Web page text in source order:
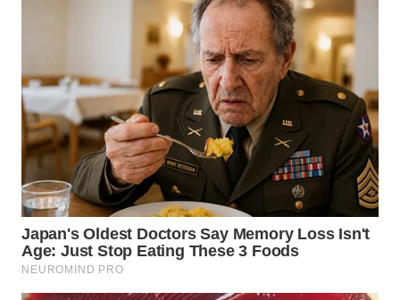
WN
KALBAR
WN
KALTENG
WN
KALTARA